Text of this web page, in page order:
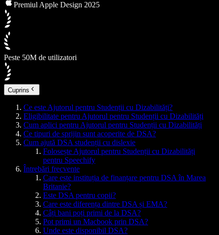
Premiul Apple Design 2025
Peste 50M de utilizatori
Cuprins
Ce este Ajutorul pentru Studenții cu Dizabilități?
Eligibilitate pentru Ajutorul pentru Studenții cu Dizabilități
Cum aplici pentru Ajutorul pentru Studenții cu Dizabilități
Ce tipuri de sprijin sunt acoperite de DSA?
Cum ajută DSA studenții cu dislexie
Folosește Ajutorul pentru Studenții cu Dizabilități
pentru Speechify
Întrebări frecvente
Care este instituția de finanțare pentru DSA în Marea
Britanie?
Este DSA pentru copii?
Care este diferența dintre DSA și EMA?
Câți bani poți primi de la DSA?
Pot primi un Macbook prin DSA?
Unde este disponibil DSA?